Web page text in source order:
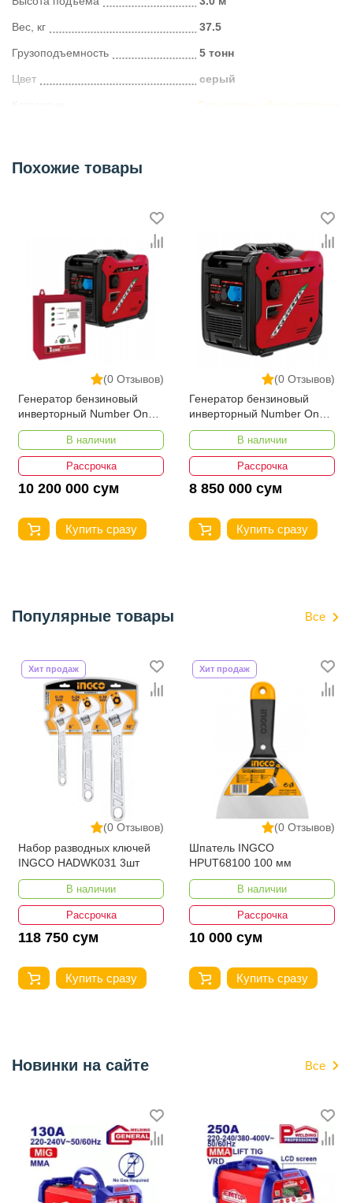
Вес, кг 37.5
Грузоподъемность 5 тонн
Цвет серый
Складское оборудование
Похожие товары
(0 Отзывов)
Генератор бензиновый
инверторный Number One
NIG8000-iS-PRO
В наличии
Рассрочка
10 200 000 сум
Купить сразу
(0 Отзывов)
Генератор бензиновый
инверторный Number One
NIG8000-iS-PRO
В наличии
Рассрочка
8 850 000 сум
Купить сразу
Популярные товары Все
(0 Отзывов)
Хит продаж
Набор разводных ключей
INGCO HADWK031 3шт
В наличии
Рассрочка
118 750 сум
Купить сразу
(0 Отзывов)
Хит продаж
Шпатель INGCO
HPUT68100 100 мм
В наличии
Рассрочка
10 000 сум
Купить сразу
Новинки на сайте Все